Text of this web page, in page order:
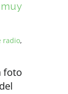
radio,
foto